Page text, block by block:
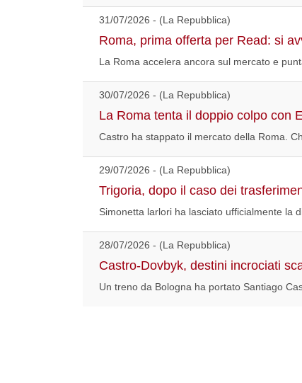
31/07/2026 - (La Repubblica)
Roma, prima offerta per Read: si
La Roma accelera ancora sul mercato e
30/07/2026 - (La Repubblica)
La Roma tenta il doppio colpo con
Castro ha stappato il mercato della Roma.
29/07/2026 - (La Repubblica)
Trigoria, dopo il caso dei
Simonetta larlori ha lasciato ufficialmente la
28/07/2026 - (La Repubblica)
Castro-Dovbyk, destini incrociati
Un treno da Bologna ha portato Santiago